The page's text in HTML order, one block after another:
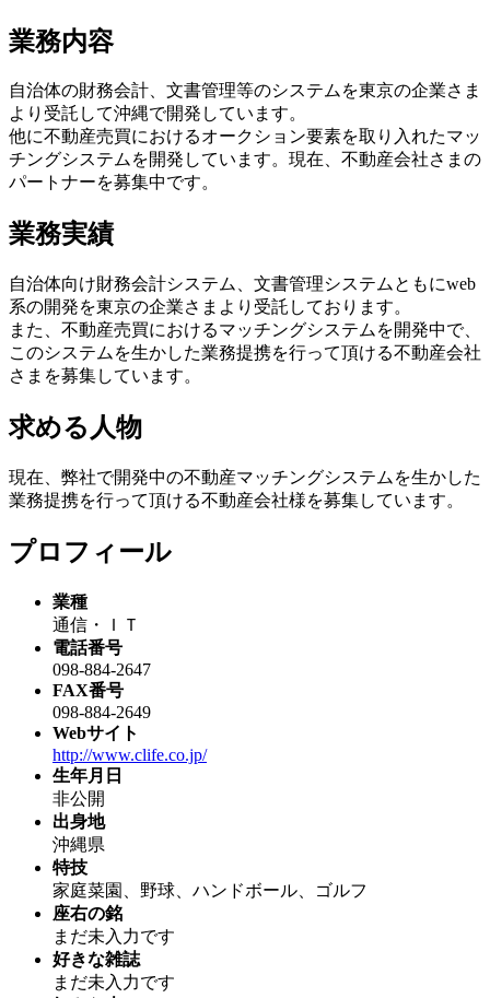
業務内容
自治体の財務会計、文書管理等のシステムを東京の企業さま
より受託して沖縄で開発しています。
他に不動産売買におけるオークション要素を取り入れたマッ
チングシステムを開発しています。現在、不動産会社さまの
パートナーを募集中です。
業務実績
自治体向け財務会計システム、文書管理システムともにweb
系の開発を東京の企業さまより受託しております。
また、不動産売買におけるマッチングシステムを開発中で、
このシステムを生かした業務提携を行って頂ける不動産会社
さまを募集しています。
求める人物
現在、弊社で開発中の不動産マッチングシステムを生かした
業務提携を行って頂ける不動産会社様を募集しています。
プロフィール
業種
通信・ＩＴ
電話番号
098-884-2647
FAX番号
098-884-2649
Webサイト
http://www.clife.co.jp/
生年月日
非公開
出身地
沖縄県
特技
家庭菜園、野球、ハンドボール、ゴルフ
座右の銘
まだ未入力です
好きな雑誌
まだ未入力です